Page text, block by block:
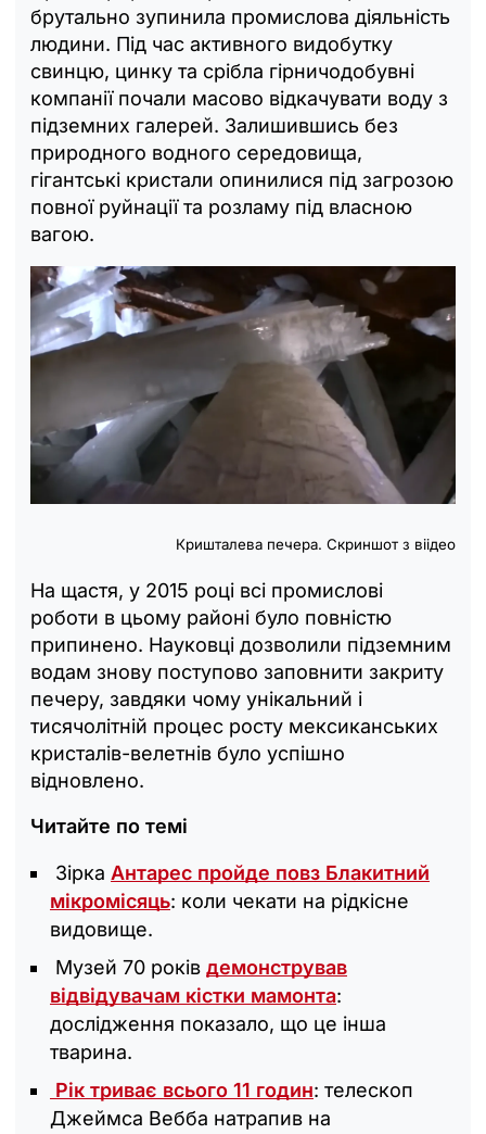
брутально зупинила промислова діяльність
людини. Під час активного видобутку
свинцю, цинку та срібла гірничодобувні
компанії почали масово відкачувати воду з
підземних галерей. Залишившись без
природного водного середовища,
гігантські кристали опинилися під загрозою
повної руйнації та розламу під власною
вагою.
Кришталева печера. Скриншот з віідео
На щастя, у 2015 році всі промислові
роботи в цьому районі було повністю
припинено. Науковці дозволили підземним
водам знову поступово заповнити закриту
печеру, завдяки чому унікальний і
тисячолітній процес росту мексиканських
кристалів-велетнів було успішно
відновлено.
Читайте по темі
Зірка Антарес пройде повз Блакитний
мікромісяць: коли чекати на рідкісне
видовище.
Музей 70 років демонстрував
відвідувачам кістки мамонта:
дослідження показало, що це інша
тварина.
Рік триває всього 11 годин: телескоп
Джеймса Вебба натрапив на